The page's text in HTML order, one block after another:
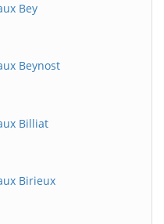
Bey
Beynost
Billiat
Birieux